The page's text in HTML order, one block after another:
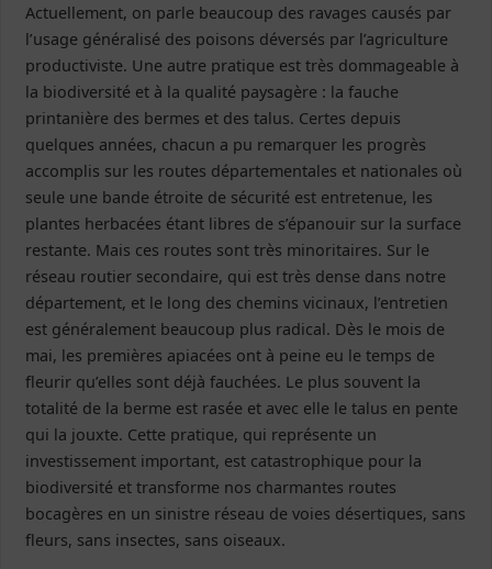
Actuellement, on parle beaucoup des ravages causés par
l’usage généralisé des poisons déversés par l’agriculture
productiviste. Une autre pratique est très dommageable à
la biodiversité et à la qualité paysagère : la fauche
printanière des bermes et des talus. Certes depuis
quelques années, chacun a pu remarquer les progrès
accomplis sur les routes départementales et nationales où
seule une bande étroite de sécurité est entretenue, les
plantes herbacées étant libres de s’épanouir sur la surface
restante. Mais ces routes sont très minoritaires. Sur le
réseau routier secondaire, qui est très dense dans notre
département, et le long des chemins vicinaux, l’entretien
est généralement beaucoup plus radical. Dès le mois de
mai, les premières apiacées ont à peine eu le temps de
fleurir qu’elles sont déjà fauchées. Le plus souvent la
totalité de la berme est rasée et avec elle le talus en pente
qui la jouxte. Cette pratique, qui représente un
investissement important, est catastrophique pour la
biodiversité et transforme nos charmantes routes
bocagères en un sinistre réseau de voies désertiques, sans
fleurs, sans insectes, sans oiseaux.